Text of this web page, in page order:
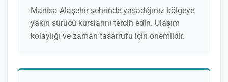
Manisa Alaşehir şehrinde yaşadığınız bölgeye
yakın sürücü kurslarını tercih edin. Ulaşım
kolaylığı ve zaman tasarrufu için önemlidir.